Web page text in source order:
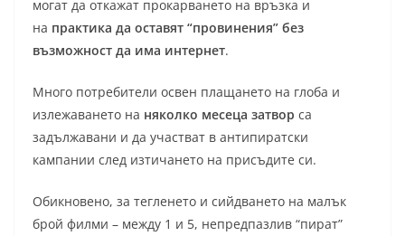
могат да откажат прокарването на връзка и
на практика да оставят “провинения” без
възможност да има интернет.
Много потребители освен плащането на глоба и
излежаването на няколко месеца затвор са
задължавани и да участват в антипиратски
кампании след изтичането на присъдите си.
Обикновено, за тегленето и сийдването на малък
брой филми – между 1 и 5, непредпазлив “пират”